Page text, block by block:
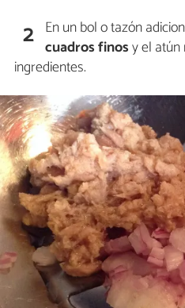
2 En un bol o tazón
cuadros finosy el atún
ingredientes.